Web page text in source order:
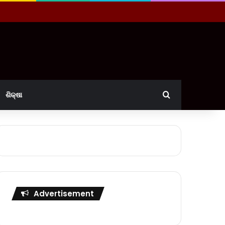
ଶିକ୍ଷା Search for
Advertisement